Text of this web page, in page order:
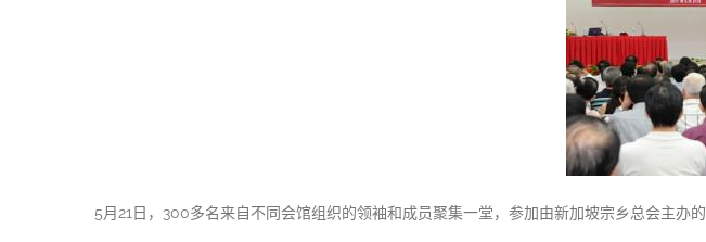
5月21日，300多名来自不同会馆组织的领袖和成员聚集一堂，参加由新加坡宗乡总会主办